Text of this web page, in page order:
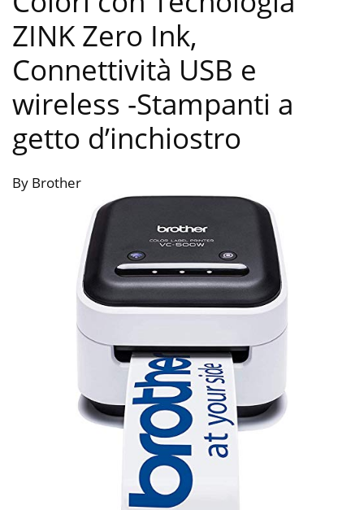
ZINK Zero Ink,
Connettività USB e
wireless -Stampanti a
getto d’inchiostro
By Brother